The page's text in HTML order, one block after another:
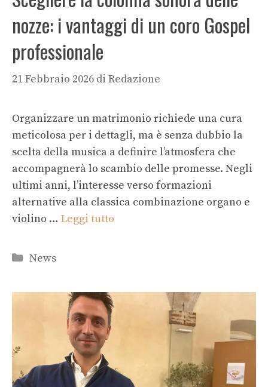
nozze: i vantaggi di un coro Gospel
professionale
21 Febbraio 2026 di Redazione
Organizzare un matrimonio richiede una cura
meticolosa per i dettagli, ma è senza dubbio la
scelta della musica a definire l’atmosfera che
accompagnerà lo scambio delle promesse. Negli
ultimi anni, l’interesse verso formazioni
alternative alla classica combinazione organo e
violino … Leggi tutto
Categorie
News